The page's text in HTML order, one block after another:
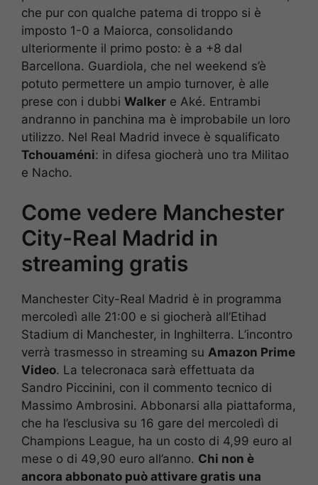
che pur con qualche patema di troppo si è
imposto 1-0 a Maiorca, consolidando
ulteriormente il primo posto: è a +8 dal
Barcellona. Guardiola, che nel weekend s’è
potuto permettere un ampio turnover, è alle
prese con i dubbi Walker e Aké. Entrambi
andranno in panchina ma è improbabile un loro
utilizzo. Nel Real Madrid invece è squalificato
Tchouaméni: in difesa giocherà uno tra Militao
e Nacho.
Come vedere Manchester
City-Real Madrid in
streaming gratis
Manchester City-Real Madrid è in programma
mercoledì alle 21:00 e si giocherà all’Etihad
Stadium di Manchester, in Inghilterra. L’incontro
verrà trasmesso in streaming su Amazon Prime
Video. La telecronaca sarà effettuata da
Sandro Piccinini, con il commento tecnico di
Massimo Ambrosini. Abbonarsi alla piattaforma,
che ha l’esclusiva su 16 gare del mercoledì di
Champions League, ha un costo di 4,99 euro al
mese o di 49,90 euro all’anno. Chi non è
ancora abbonato può attivare gratis una